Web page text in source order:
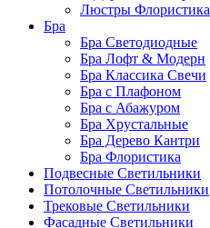
Люстры Флористика
Бра
Бра Светодиодные
Бра Лофт & Модерн
Бра Классика Свечи
Бра с Плафоном
Бра с Абажуром
Бра Хрустальные
Бра Дерево Кантри
Бра Флористика
Подвесные Светильники
Потолочные Светильники
Трековые Светильники
Фасадные Светильники